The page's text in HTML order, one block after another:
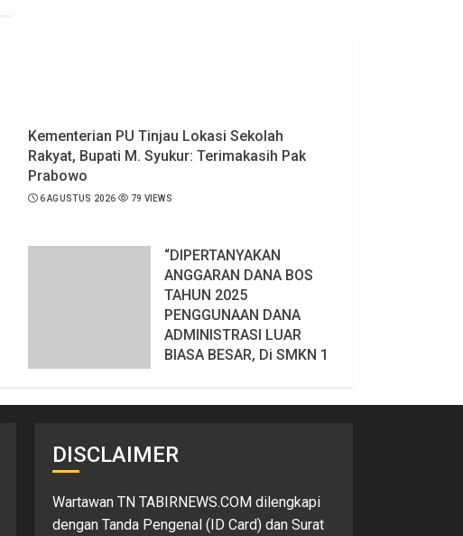
Kementerian PU Tinjau Lokasi Sekolah
Rakyat, Bupati M. Syukur: Terimakasih Pak
Prabowo
6 AGUSTUS 2026 79 VIEWS
“DIPERTANYAKAN
ANGGARAN DANA BOS
TAHUN 2025
PENGGUNAAN DANA
ADMINISTRASI LUAR
BIASA BESAR, Di SMKN 1
DISCLAIMER
Wartawan TN TABIRNEWS.COM dilengkapi
dengan Tanda Pengenal (ID Card) dan Surat